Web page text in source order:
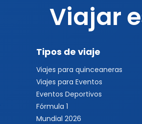
Viajar
Tipos de viaje
Viajes para quinceaneras
Viajes para Eventos
Eventos Deportivos
Fórmula 1
Mundial 2026